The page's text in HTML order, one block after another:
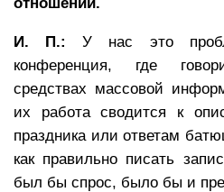
И. П.:У нас это
конференция, где
средствах массовой
их работа сводится к
праздника или ответам
как правильно писать
был бы спрос, было бы и